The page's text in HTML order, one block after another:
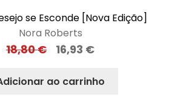
se Esconde [Nova Edição]
Nora Roberts
18,80€ 16,93 €
ao carrinho